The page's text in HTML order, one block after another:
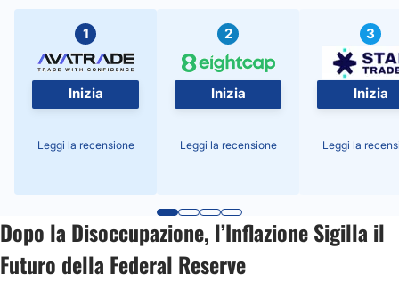
1
Inizia
Leggi la recensione
2
Inizia
Leggi la recensione
3
Inizia
Leggi la
Dopo la Disoccupazione, l’Inflazione Sigilla il
Futuro della Federal Reserve